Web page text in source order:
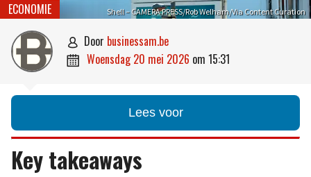
Shell – CAMERA PRESS/Rob Welham/Via Content Curation
ECONOMIE
 door businessam.be
 woensdag 20 mei 2026 om 15:31
Lees voor
Key takeaways